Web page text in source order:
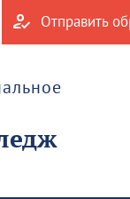
Отправить